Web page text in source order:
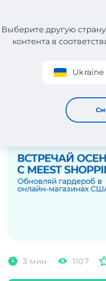
Регистрация
Выберите другую
контента в
Ukraine
Готовьте гардероб к
3 мин 1107